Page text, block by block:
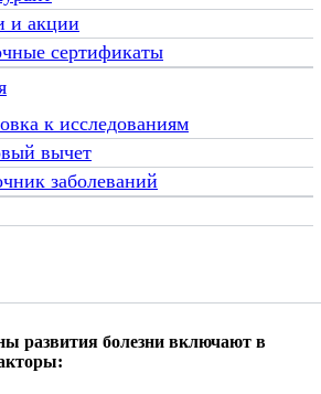
и акции
сертификаты
к исследованиям
вычет
заболеваний
к заболеванию доказана
в которых ученые изучали
с различными формами
Особенно прослеживается связь
с формированием полипоза и
рака.
эта связь объясняется
генов. Наиболее часто
MSH2. Это важно для того,
данной мутации у
развития болезни включают в